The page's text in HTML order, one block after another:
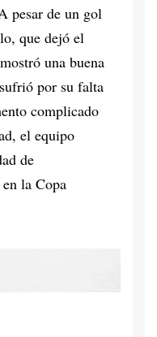
pesar de un gol
que dejó el
una buena
por su falta
complicado
el equipo
de
la Copa